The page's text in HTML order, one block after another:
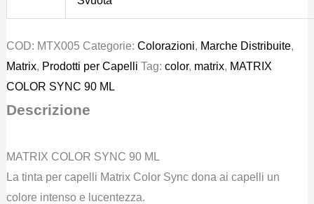
COD: MTX005 Categorie: Colorazioni, Marche Distribuite,
Matrix, Prodotti per Capelli Tag: color, matrix, MATRIX
COLOR SYNC 90 ML
Descrizione
MATRIX COLOR SYNC 90 ML
La tinta per capelli Matrix Color Sync dona ai capelli un
colore intenso e lucentezza.